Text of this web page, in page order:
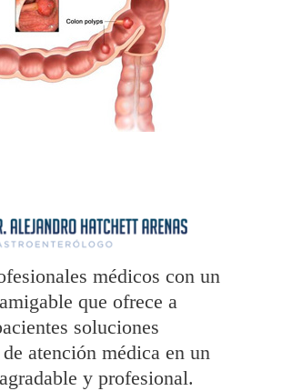
médicos con un
que ofrece a
soluciones
atención médica en un
y profesional.